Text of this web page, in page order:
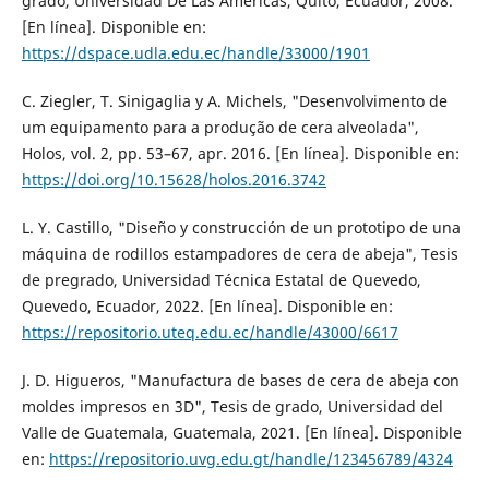
[En línea]. Disponible en:
https://dspace.udla.edu.ec/handle/33000/1901
C. Ziegler, T. Sinigaglia y A. Michels, "Desenvolvimento de
um equipamento para a produção de cera alveolada",
Holos, vol. 2, pp. 53–67, apr. 2016. [En línea]. Disponible en:
https://doi.org/10.15628/holos.2016.3742
L. Y. Castillo, "Diseño y construcción de un prototipo de una
máquina de rodillos estampadores de cera de abeja", Tesis
de pregrado, Universidad Técnica Estatal de Quevedo,
Quevedo, Ecuador, 2022. [En línea]. Disponible en:
https://repositorio.uteq.edu.ec/handle/43000/6617
J. D. Higueros, "Manufactura de bases de cera de abeja con
moldes impresos en 3D", Tesis de grado, Universidad del
Valle de Guatemala, Guatemala, 2021. [En línea]. Disponible
en: https://repositorio.uvg.edu.gt/handle/123456789/4324